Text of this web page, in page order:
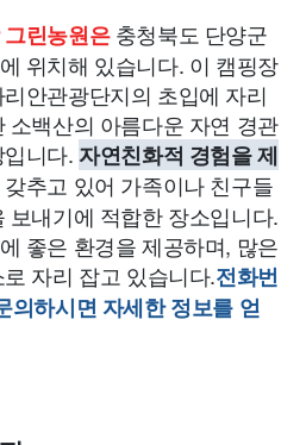
린농원은충청북도 단양군
위치해 있습니다. 이 캠핑장
안관광단지의 초입에 자리
소백산의 아름다운 자연 경관
니다. 자연친화적 경험을 제
추고 있어 가족이나 친구들
보내기에 적합한 장소입니다.
좋은 환경을 제공하며, 많은
자리 잡고 있습니다.전화번
의하시면 자세한 정보를 얻